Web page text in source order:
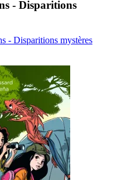
- Disparitions
- Disparitions mystères